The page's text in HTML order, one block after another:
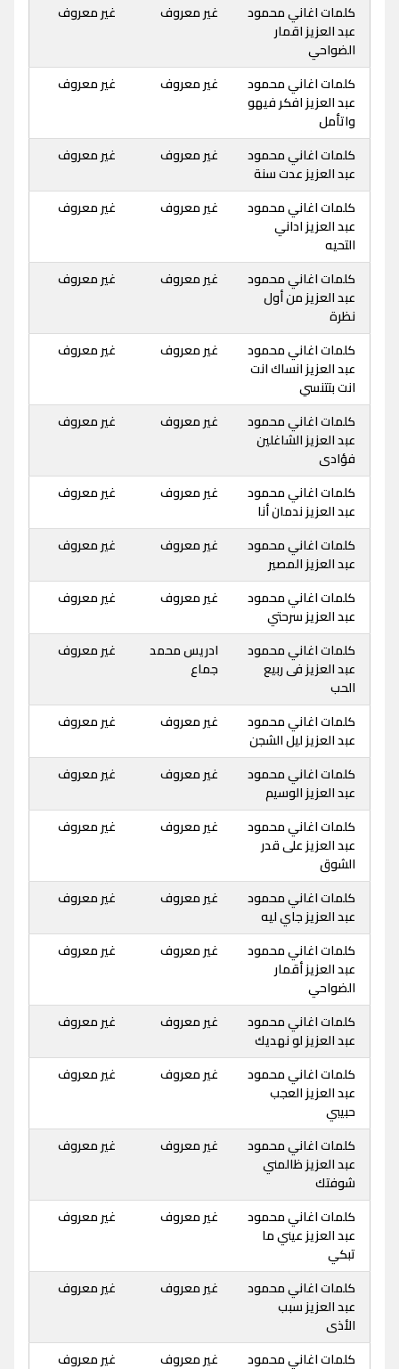
كلمات اغاني محمود
عبد العزيز اقمار
الضواحي
غير معروف غير معروف
كلمات اغاني محمود
عبد العزيز افكر فيهو
واتأمل
غير معروف غير معروف
كلمات اغاني محمود
عبد العزيز عدت سنة
غير معروف غير معروف
كلمات اغاني محمود
عبد العزيز اداني
التحيه
غير معروف غير معروف
كلمات اغاني محمود
عبد العزيز من أول
نظرة
غير معروف غير معروف
كلمات اغاني محمود
عبد العزيز انساك انت
انت بتتنسي
غير معروف غير معروف
كلمات اغاني محمود
عبد العزيز الشاغلين
فؤادى
غير معروف غير معروف
كلمات اغاني محمود
عبد العزيز ندمان أنا
غير معروف غير معروف
كلمات اغاني محمود
عبد العزيز المصير
غير معروف غير معروف
كلمات اغاني محمود
عبد العزيز سرحتي
غير معروف غير معروف
كلمات اغاني محمود
عبد العزيز فى ربيع
الحب
ادريس محمد
جماع
غير معروف
كلمات اغاني محمود
عبد العزيز ليل الشجن
غير معروف غير معروف
كلمات اغاني محمود
عبد العزيز الوسيم
غير معروف غير معروف
كلمات اغاني محمود
عبد العزيز على قدر
الشوق
غير معروف غير معروف
كلمات اغاني محمود
عبد العزيز جاي ليه
غير معروف غير معروف
كلمات اغاني محمود
عبد العزيز أقمار
الضواحي
غير معروف غير معروف
كلمات اغاني محمود
عبد العزيز لو نهديك
غير معروف غير معروف
كلمات اغاني محمود
عبد العزيز العجب
حبيبي
غير معروف غير معروف
كلمات اغاني محمود
عبد العزيز ظالمني
شوفتك
غير معروف غير معروف
كلمات اغاني محمود
عبد العزيز عيني ما
تبكي
غير معروف غير معروف
كلمات اغاني محمود
عبد العزيز سبب
الأذى
غير معروف غير معروف
كلمات اغاني محمود
غير معروف غير معروف